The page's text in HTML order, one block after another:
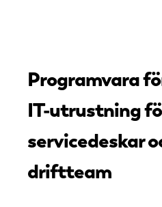
Programvara
IT-utrustning
servicedeskar
driftteam